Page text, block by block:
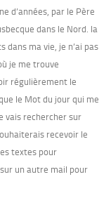
d’années, par le Père
dans le Nord. la
dans ma vie, je n’ai pas
je me trouve
régulièrement le
le Mot du jour qui me
vais rechercher sur
recevoir le
textes pour
un autre mail pour